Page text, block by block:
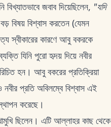
জবাব দিয়েছিলেন, "যদি
বিষয় বিশ্বাস করতেন (যেমন
স্বীকারের কারণে আবু বকরকে
যিনি পুরো হৃদয় দিয়ে নবীর
হন। আবু বকরের প্রতিক্রিয়া
প্রতি অবিলম্বে বিশ্বাস এই
করেছে।
ছিলেন। এটি আল্লাহর কাছ থেকে